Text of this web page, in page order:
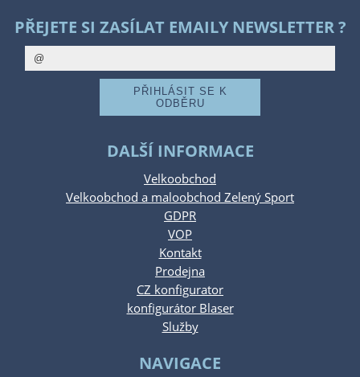
PŘEJETE SI ZASÍLAT EMAILY NEWSLETTER ?
DALŠÍ INFORMACE
Velkoobchod
Velkoobchod a maloobchod Zelený Sport
GDPR
VOP
Kontakt
Prodejna
CZ konfigurator
konfigurátor Blaser
Služby
NAVIGACE